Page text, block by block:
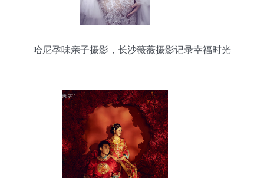
哈尼孕味亲子摄影，长沙薇薇摄影记录幸福时光